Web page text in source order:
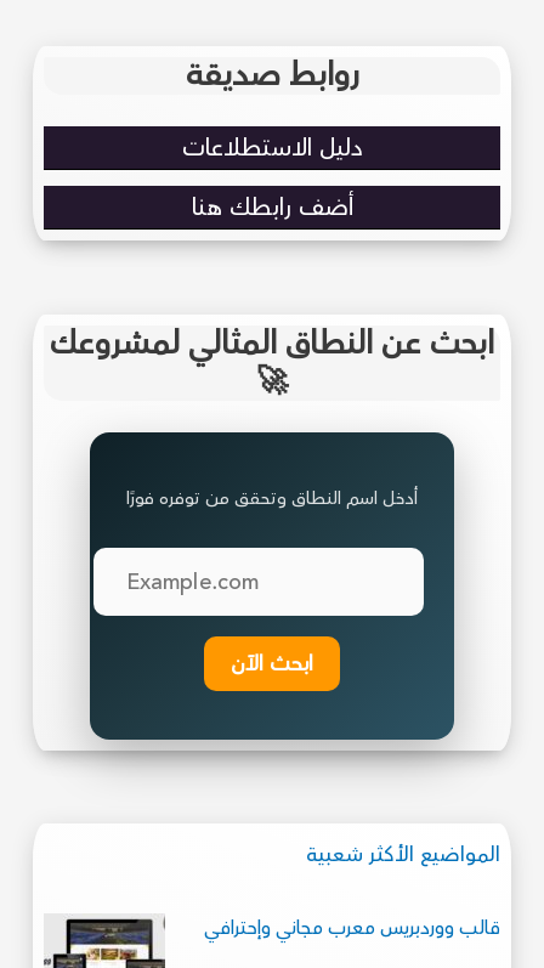
روابط صديقة
دليل الاستطلاعات
أضف رابطك هنا
ابحث عن النطاق المثالي لمشروعك
🚀
أدخل اسم النطاق وتحقق من توفره فورًا
ابحث الآن
المواضيع الأكثر شعبية
قالب ووردبريس معرب مجاني وإحترافي